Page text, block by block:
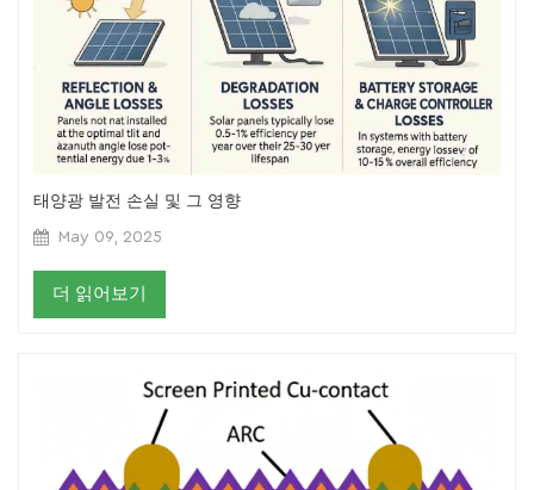
태양광 발전 손실 및 그 영향
May 09, 2025
더 읽어보기